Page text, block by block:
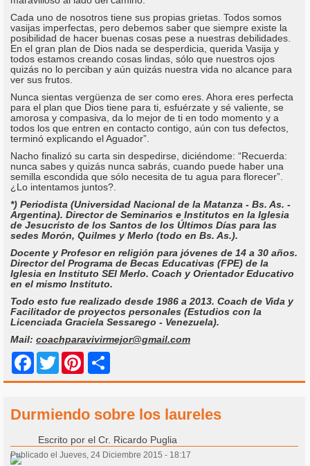
Cada uno de nosotros tiene sus propias grietas. Todos somos
vasijas imperfectas, pero debemos saber que siempre existe la
posibilidad de hacer buenas cosas pese a nuestras debilidades.
En el gran plan de Dios nada se desperdicia, querida Vasija y
todos estamos creando cosas lindas, sólo que nuestros ojos
quizás no lo perciban y aún quizás nuestra vida no alcance para
ver sus frutos.
Nunca sientas vergüenza de ser como eres. Ahora eres perfecta
para el plan que Dios tiene para ti, esfuérzate y sé valiente, se
amorosa y compasiva, da lo mejor de ti en todo momento y a
todos los que entren en contacto contigo, aún con tus defectos,
terminó explicando el Aguador”.
Nacho finalizó su carta sin despedirse, diciéndome: “Recuerda:
nunca sabes y quizás nunca sabrás, cuando puede haber una
semilla escondida que sólo necesita de tu agua para florecer”.
¿Lo intentamos juntos?.
*) Periodista (Universidad Nacional de la Matanza - Bs. As. -
Argentina). Director de Seminarios e Institutos en la Iglesia
de Jesucristo de los Santos de los Últimos Días para las
sedes Morón, Quilmes y Merlo (todo en Bs. As.).
Docente y Profesor en religión para jóvenes de 14 a 30 años.
Director del Programa de Becas Educativas (FPE) de la
Iglesia en Instituto SEI Merlo. Coach y Orientador Educativo
en el mismo Instituto.
Todo esto fue realizado desde 1986 a 2013. Coach de Vida y
Facilitador de proyectos personales (Estudios con la
Licenciada Graciela Sessarego - Venezuela).
Mail: coachparavivirmejor@gmail.com
Facebook
Twitter Pinterest
Durmiendo sobre los laureles
Escrito por el Cr. Ricardo Puglia
Publicado el Jueves, 24 Diciembre 2015 - 18:17